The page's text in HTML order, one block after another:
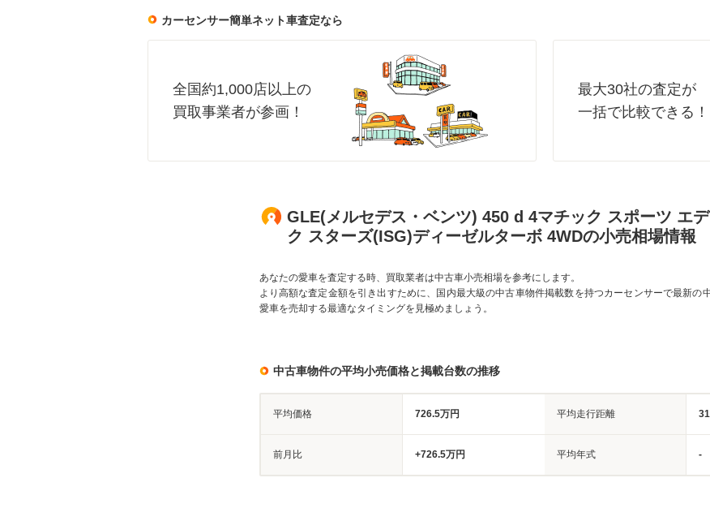
カーセンサー簡単ネット車査定なら
全国約1,000店以上の
買取事業者が参画！
最大30社の査定が
一括で比較できる！
GLE(メルセデス・ベンツ) 450 d 4マチック スポーツ エ
ク スターズ(ISG)ディーゼルターボ 4WDの小売相場情報
あなたの愛車を査定する時、買取業者は中古車小売相場を参考にします。
より高額な査定金額を引き出すために、国内最大級の中古車物件掲載数を持つカーセンサーで最新の
愛車を売却する最適なタイミングを見極めましょう。
中古車物件の平均小売価格と掲載台数の推移
平均価格 726.5万円 平均走行距離
前月比 +726.5万円 平均年式 -